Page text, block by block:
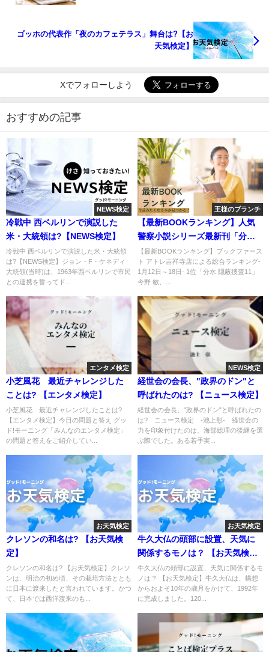
ゴッホの代表作「夜のカフェテラス」舞台は?【お
天気検定】
Xでフォローしよう
おすすめの記事
NEWS検定
冷戦中 西ベルリンで演説した
米・大統領は?【NEWS検定】
冷戦中 西ベルリンで演説した米・大統領
は?【NEWS検定】ジョン・F・ケネディ
大統領(当時)は、1963年西ベルリンで市民
との連携を誓ってド...
王様のブランチ
【最新BOOKランキング】人気
警察小説シリーズ最新刊「分水
隠蔽捜査11」
【最新BOOKランキング】ブックファース
ト アトレ吉祥寺店による総合ランキング-
1月12日～18日- 1位「分水 隠蔽捜査11」
今野 敏、...
エンタメ検定
小芝風花 最近チャレンジした
ことは? 【エンタメ検定】
小芝風花 最近チャレンジしたことは?
【エンタメ検定】今日の問題と答え グッ
ド!モーニング「みんなのエンタメ検定」
の問題と答えをご紹介してい...
NEWS検定
経世会の会長、"政界のドン"と
呼ばれたのは? 【ニュース検定】
経世会の会長、"政界のドン"と呼ばれたの
は? ニュース検定 -池上彰- 経世会の
力を印象付けたのは、海部総理の後継を選
ぶ際でした。ある若手実...
お天気検定
クレソンの和名は? 【お天気検
定】
クレソンの和名は? 【お天気検定】クレソ
ンは、明治の初め頃、その栽培方法ととも
に日本に渡来したと言われています。かつ
て、日本では西洋渡来のも...
お天気検定
牛久大仏の頭部に設置、天気に
関係するモノは？ 【お天気検
定】
牛久大仏の頭部に設置、天気に関係するモ
ノは？ 【お天気検定】牛久大仏は、構想
からおよそ10年の歳月をかけて、1992年
に完成しました。120...